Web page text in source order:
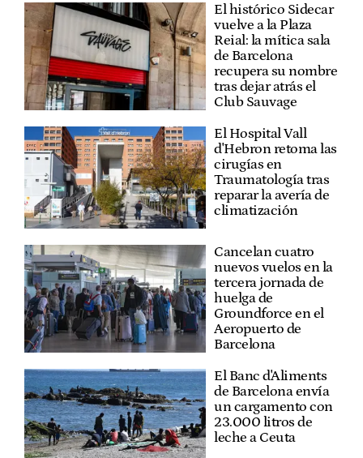
El histórico Sidecar
vuelve a la Plaza
Reial: la mítica sala
de Barcelona
recupera su nombre
tras dejar atrás el
Club Sauvage
El Hospital Vall
d'Hebron retoma las
cirugías en
Traumatología tras
reparar la avería de
climatización
Cancelan cuatro
nuevos vuelos en la
tercera jornada de
huelga de
Groundforce en el
Aeropuerto de
Barcelona
El Banc d'Aliments
de Barcelona envía
un cargamento con
23.000 litros de
leche a Ceuta